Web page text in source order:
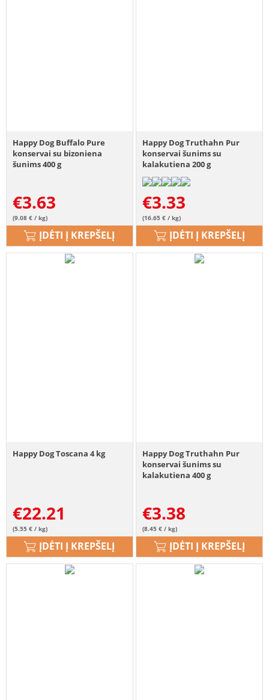
Happy Dog Buffalo Pure
konservai su bizoniena
šunims 400 g
€3.63
(9.08 € / kg)
ĮDĖTI Į KREPŠELĮ
Happy Dog Truthahn Pur
konservai šunims su
kalakutiena 200 g
€3.33
(16.65 € / kg)
ĮDĖTI Į KREPŠELĮ
Happy Dog Toscana 4 kg
€22.21
(5.55 € / kg)
ĮDĖTI Į KREPŠELĮ
Happy Dog Truthahn Pur
konservai šunims su
kalakutiena 400 g
€3.38
(8.45 € / kg)
ĮDĖTI Į KREPŠELĮ